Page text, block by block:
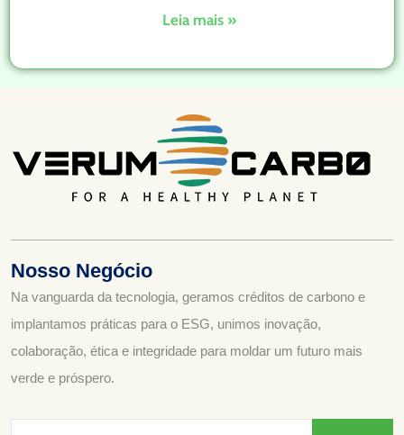
Leia mais »
Nosso Negócio
Na vanguarda da tecnologia, geramos créditos de carbono e
implantamos práticas para o ESG, unimos inovação,
colaboração, ética e integridade para moldar um futuro mais
verde e próspero.